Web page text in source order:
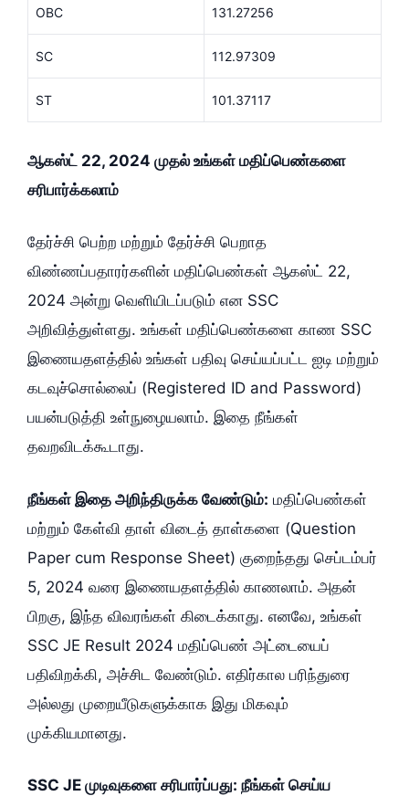
OBC 131.27256
SC 112.97309
ST 101.37117
ஆகஸ்ட் 22, 2024 முதல் உங்கள் மதிப்பெண்களை
சரிபார்க்கலாம்
தேர்ச்சி பெற்ற மற்றும் தேர்ச்சி பெறாத
விண்ணப்பதாரர்களின் மதிப்பெண்கள் ஆகஸ்ட் 22,
2024 அன்று வெளியிடப்படும் என SSC
அறிவித்துள்ளது. உங்கள் மதிப்பெண்களை காண SSC
இணையதளத்தில் உங்கள் பதிவு செய்யப்பட்ட ஐடி மற்றும்
கடவுச்சொல்லைப் (Registered ID and Password)
பயன்படுத்தி உள்நுழையலாம். இதை நீங்கள்
தவறவிடக்கூடாது.
நீங்கள் இதை அறிந்திருக்க வேண்டும்: மதிப்பெண்கள்
மற்றும் கேள்வி தாள் விடைத் தாள்களை (Question
Paper cum Response Sheet) குறைந்தது செப்டம்பர்
5, 2024 வரை இணையதளத்தில் காணலாம். அதன்
பிறகு, இந்த விவரங்கள் கிடைக்காது. எனவே, உங்கள்
SSC JE Result 2024 மதிப்பெண் அட்டையைப்
பதிவிறக்கி, அச்சிட வேண்டும். எதிர்கால பரிந்துரை
அல்லது முறையீடுகளுக்காக இது மிகவும்
முக்கியமானது.
SSC JE முடிவுகளை சரிபார்ப்பது: நீங்கள் செய்ய